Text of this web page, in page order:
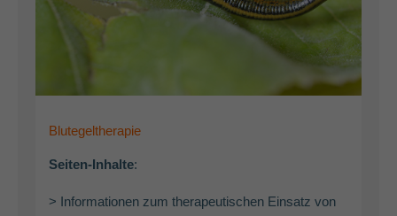
Blutegeltherapie
Seiten-Inhalte:
> Informationen zum therapeutischen Einsatz von